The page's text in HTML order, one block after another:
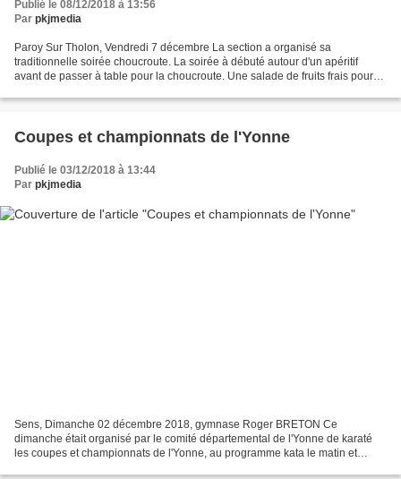
Publié le 08/12/2018 à 13:56
Par pkjmedia
Paroy Sur Tholon, Vendredi 7 décembre La section a organisé sa
traditionnelle soirée choucroute. La soirée à débuté autour d'un apéritif
avant de passer à table pour la choucroute. Une salade de fruits frais pour
Coupes et championnats de l'Yonne
Publié le 03/12/2018 à 13:44
Par pkjmedia
Sens, Dimanche 02 décembre 2018, gymnase Roger BRETON Ce
dimanche était organisé par le comité départemental de l'Yonne de karaté
les coupes et championnats de l'Yonne, au programme kata le matin et